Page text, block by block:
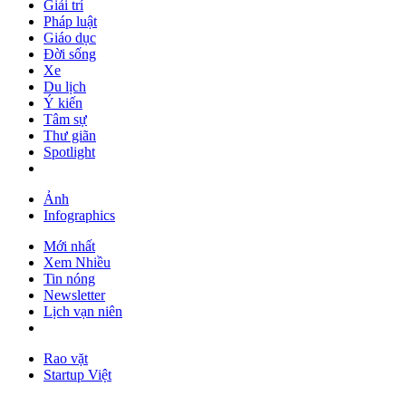
Giải trí
Pháp luật
Giáo dục
Đời sống
Xe
Du lịch
Ý kiến
Tâm sự
Thư giãn
Spotlight
Ảnh
Infographics
Mới nhất
Xem Nhiều
Tin nóng
Newsletter
Lịch vạn niên
Rao vặt
Startup Việt